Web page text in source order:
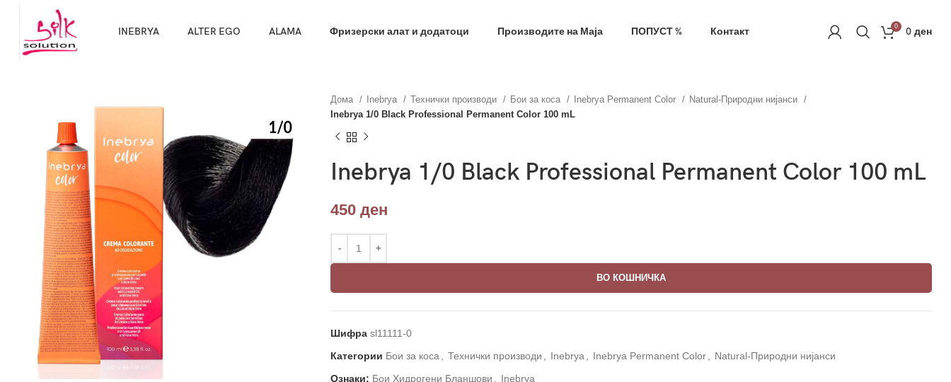
INEBRYA ALTER EGO ALAMA Фризерски алат и додатоци Производите на Маја ПОПУСТ % Контакт 0 0 ден
Дома Inebrya Технички производи Бои за коса Inebrya Permanent Color
Natural-Природни нијанси
Inebrya 1/0 Black Professional Permanent Color 100 mL
Inebrya 1/0 Black Professional Permanent Color 100 mL
450 ден
ВО КОШНИЧКА
Шифра sl11111-0
Категории Бои за коса Технички производи Inebrya Inebrya Permanent Color
Natural-Природни нијанси
Ознаки: Бои Хидрогени Бланшови
Inebrya